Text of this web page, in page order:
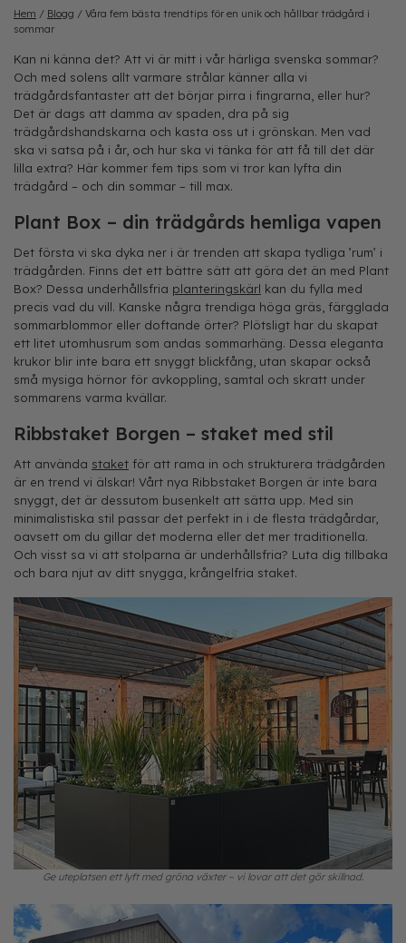
Hem / Blogg / Våra fem bästa trendtips för en unik och hållbar trädgård i
sommar
Kan ni känna det? Att vi är mitt i vår härliga svenska sommar?
Och med solens allt varmare strålar känner alla vi
trädgårdsfantaster att det börjar pirra i fingrarna, eller hur?
Det är dags att damma av spaden, dra på sig
trädgårdshandskarna och kasta oss ut i grönskan. Men vad
ska vi satsa på i år, och hur ska vi tänka för att få till det där
lilla extra? Här kommer fem tips som vi tror kan lyfta din
trädgård – och din sommar – till max.
Plant Box – din trädgårds hemliga vapen
Det första vi ska dyka ner i är trenden att skapa tydliga ’rum’ i
trädgården. Finns det ett bättre sätt att göra det än med Plant
Box? Dessa underhållsfria planteringskärl kan du fylla med
precis vad du vill. Kanske några trendiga höga gräs, färgglada
sommarblommor eller doftande örter? Plötsligt har du skapat
ett litet utomhusrum som andas sommarhäng. Dessa eleganta
krukor blir inte bara ett snyggt blickfång, utan skapar också
små mysiga hörnor för avkoppling, samtal och skratt under
sommarens varma kvällar.
Ribbstaket Borgen – staket med stil
Att använda staket för att rama in och strukturera trädgården
är en trend vi älskar! Vårt nya Ribbstaket Borgen är inte bara
snyggt, det är dessutom busenkelt att sätta upp. Med sin
minimalistiska stil passar det perfekt in i de flesta trädgårdar,
oavsett om du gillar det moderna eller det mer traditionella.
Och visst sa vi att stolparna är underhållsfria? Luta dig tillbaka
och bara njut av ditt snygga, krångelfria staket.
Ge uteplatsen ett lyft med gröna växter – vi lovar att det gör skillnad.